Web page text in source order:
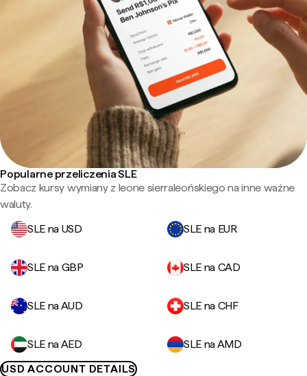
Popularne przeliczenia SLE
Zobacz kursy wymiany z leone sierraleońskiego na inne ważne
waluty.
SLE na USD
SLE na EUR
SLE na GBP SLE na CAD
SLE na AUD SLE na CHF
SLE na AED
SLE na AMD
USD ACCOUNT DETAILS